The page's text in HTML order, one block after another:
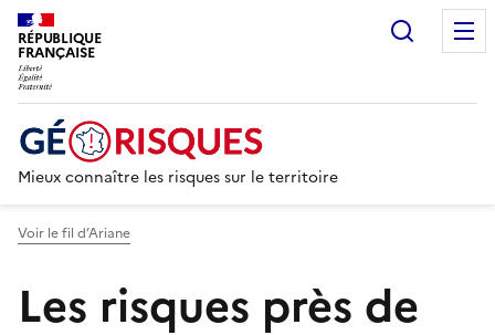
RÉPUBLIQUE
FRANÇAISE
Mieux connaître les risques sur le territoire
Voir le fil d’Ariane
Les risques près de